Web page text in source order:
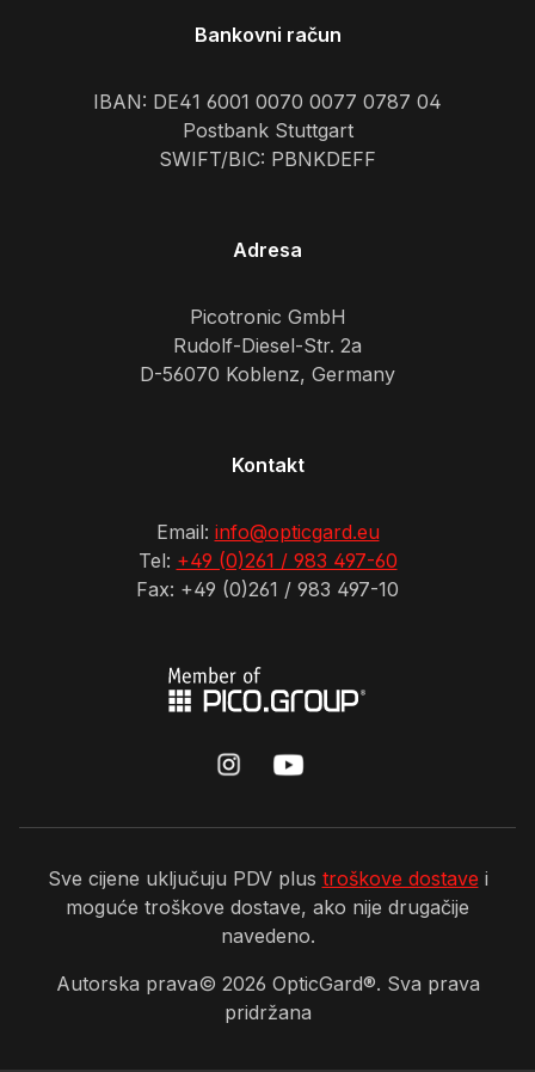
Bankovni račun
IBAN: DE41 6001 0070 0077 0787 04
Postbank Stuttgart
SWIFT/BIC: PBNKDEFF
Adresa
Picotronic GmbH
Rudolf-Diesel-Str. 2a
D-56070 Koblenz, Germany
Kontakt
Email: info@opticgard.eu
Tel: +49 (0)261 / 983 497-60
Fax: +49 (0)261 / 983 497-10
Sve cijene uključuju PDV plus troškove dostave i
moguće troškove dostave, ako nije drugačije
navedeno.
Autorska prava© 2026 OpticGard®. Sva prava
pridržana